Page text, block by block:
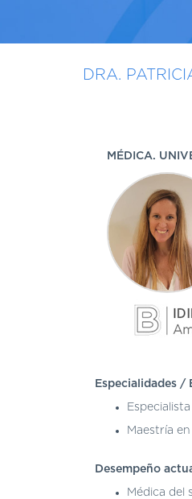
DRA.
MÉDICA.
Especialidades /
Maestría
Desempeño
Médica del